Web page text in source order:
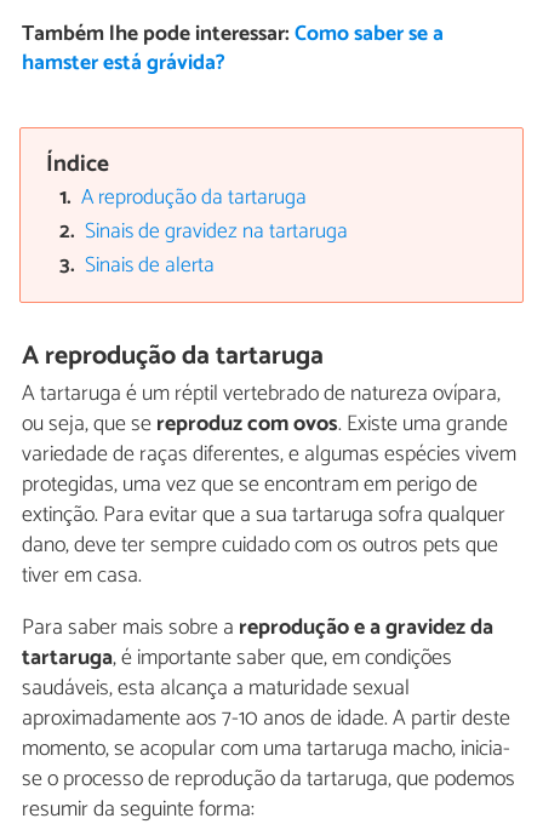
Também lhe pode interessar:Como saber se a
hamster está grávida?
Índice
A reprodução da tartaruga
Sinais de gravidez na tartaruga
Sinais de alerta
A reprodução da tartaruga
A tartaruga é um réptil vertebrado de natureza ovípara,
ou seja, que sereproduz com ovos. Existe uma grande
variedade de raças diferentes, e algumas espécies vivem
protegidas, uma vez que se encontram em perigo de
extinção. Para evitar que a sua tartaruga sofra qualquer
dano, deve ter sempre cuidado com os outros pets que
tiver em casa.
Para saber mais sobre a reprodução e a gravidez da
tartaruga, é importante saber que, em condições
saudáveis, esta alcança a maturidade sexual
aproximadamente aos 7-10 anos de idade. A partir deste
momento, se acopular com uma tartaruga macho, inicia-
se o processo de reprodução da tartaruga, que podemos
resumir da seguinte forma: